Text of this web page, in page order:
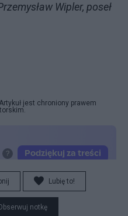
Wipler, poseł
jest chroniony prawem
Lubię to!
notkę